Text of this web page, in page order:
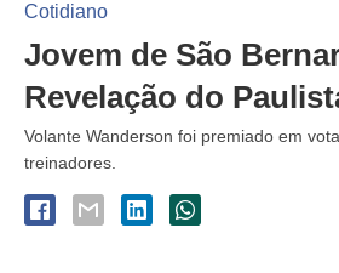
Cotidiano
Jovem de São
Revelação do
Volante Wanderson foi premiado em
treinadores.